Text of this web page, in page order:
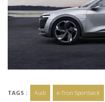
TAGS : Audi e-Tron Sportback